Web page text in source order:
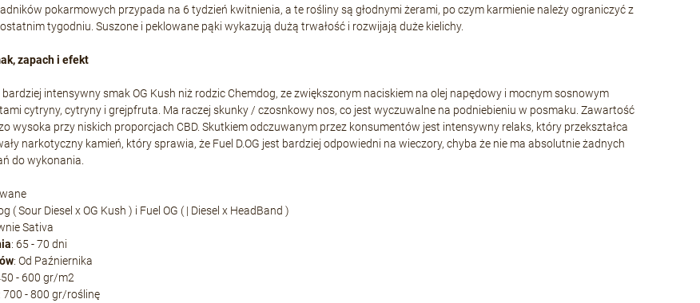
pokarmowych przypada na 6 tydzień kwitnienia, a te rośliny są głodnymi żerami, po czym karmienie należy ograniczyć z
tygodniu. Suszone i peklowane pąki wykazują dużą trwałość i rozwijają duże kielichy.
zapach i efekt
bardziej intensywny smak OG Kush niż rodzic Chemdog, ze zwiększonym naciskiem na olej napędowy i mocnym sosnowym
cytryny, cytryny i grejpfruta. Ma raczej skunky / czosnkowy nos, co jest wyczuwalne na podniebieniu w posmaku. Zawartość
wysoka przy niskich proporcjach CBD. Skutkiem odczuwanym przez konsumentów jest intensywny relaks, który przekształca
narkotyczny kamień, który sprawia, że Fuel D.OG jest bardziej odpowiedni na wieczory, chyba że nie ma absolutnie żadnych
do wykonania.
( Sour Diesel x OG Kush ) i Fuel OG ( | Diesel x HeadBand )
Sativa
: 65 - 70 dni
: Od Paźniernika
- 600 gr/m2
: 700 - 800 gr/roślinę